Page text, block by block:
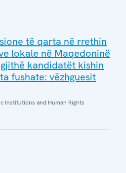
të qarta në rrethin
lokale në Maqedoninë
kandidatët kishin
fushate: vëzhguesit
Institutions and Human Rights